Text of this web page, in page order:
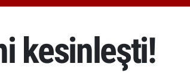
kesinleşti!